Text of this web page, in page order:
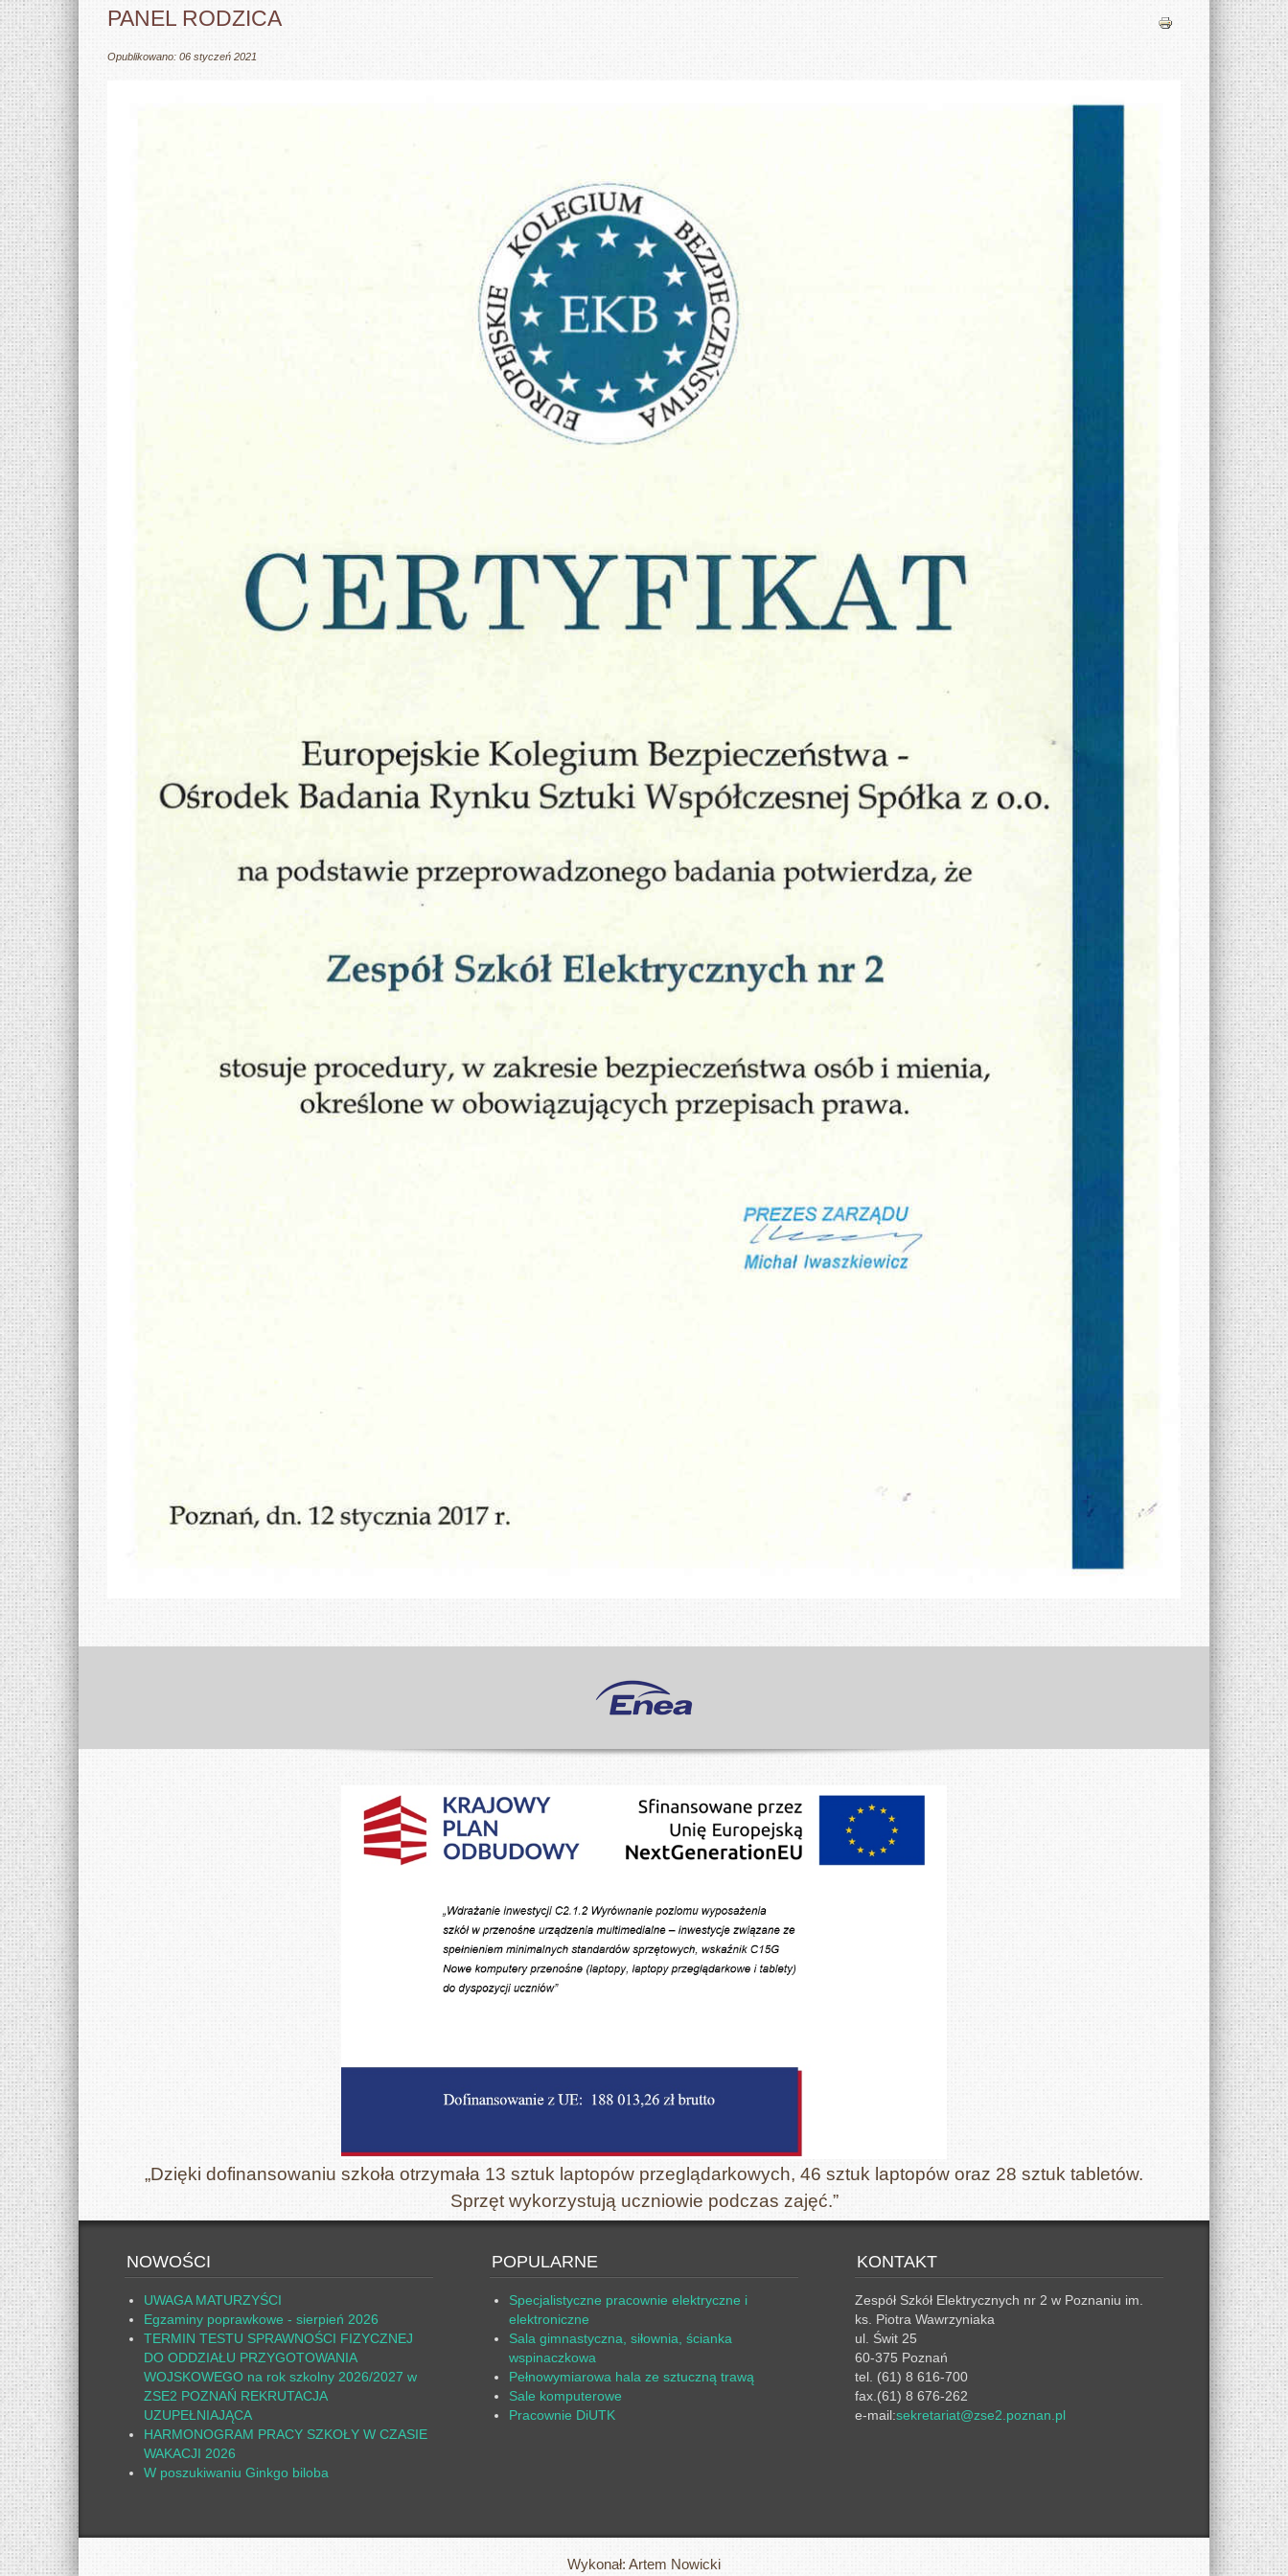
PANEL RODZICA
Opublikowano: 06 styczeń 2021
„Dzięki dofinansowaniu szkoła otrzymała 13 sztuk laptopów przeglądarkowych, 46 sztuk laptopów oraz 28 sztuk tabletów.
Sprzęt wykorzystują uczniowie podczas zajęć.”
NOWOŚCI
UWAGA MATURZYŚCI
Egzaminy poprawkowe - sierpień 2026
TERMIN TESTU SPRAWNOŚCI FIZYCZNEJ
DO ODDZIAŁU PRZYGOTOWANIA
WOJSKOWEGO na rok szkolny 2026/2027 w
ZSE2 POZNAŃ REKRUTACJA
UZUPEŁNIAJĄCA
HARMONOGRAM PRACY SZKOŁY W CZASIE
WAKACJI 2026
W poszukiwaniu Ginkgo biloba
POPULARNE
Specjalistyczne pracownie elektryczne i
elektroniczne
Sala gimnastyczna, siłownia, ścianka
wspinaczkowa
Pełnowymiarowa hala ze sztuczną trawą
Sale komputerowe
Pracownie DiUTK
KONTAKT
Zespół Szkół Elektrycznych nr 2 w Poznaniu im.
ks. Piotra Wawrzyniaka
ul. Świt 25
60-375 Poznań
tel. (61) 8 616-700
fax.(61) 8 676-262
e-mail:sekretariat@zse2.poznan.pl
Wykonał: Artem Nowicki